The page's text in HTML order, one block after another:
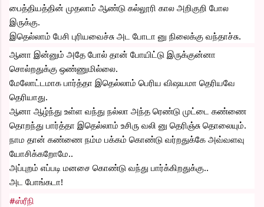
பைத்தியத்தின் முதலாம் ஆண்டு கல்லூரி கால அறிகுறி போல
இருக்கு.
இதெல்லாம் பேசி புரியவைச்சு அட போடா னு நிலைக்கு வந்தாச்சு.
ஆனா இன்னும் அதே போல் தான் போயிட்டு இருக்குன்னா
சொல்றதுக்கு ஒண்ணுமில்லை.
மேலோட்டமாக பார்த்தா இதெல்லாம் பெரிய விஷயமா தெரியவே
தெரியாது.
ஆனா ஆழ்ந்து உள்ள வந்து நல்லா அந்த ரெண்டு முட்டை கண்ணை
தொறந்து பார்த்தா இதெல்லாம் உசிரு வலி னு தெரிஞ்சு தொலையும்.
நாம தான் கண்ணை நம்ம பக்கம் கொண்டு வர்றதுக்கே அவ்வளவு
யோசிக்கறோமே..
அப்புறம் எப்படி மனசை கொண்டு வந்து பார்க்கிறதுக்கு..
அட போங்கடா!
#ஸ்ரீநி